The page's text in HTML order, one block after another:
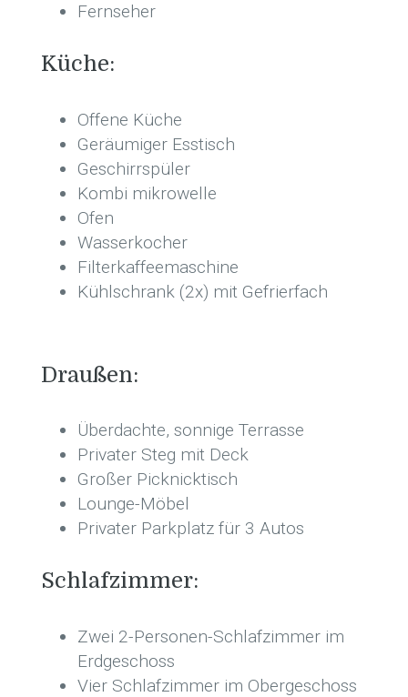
Fernseher
Küche:
Offene Küche
Geräumiger Esstisch
Geschirrspüler
Kombi mikrowelle
Ofen
Wasserkocher
Filterkaffeemaschine
Kühlschrank (2x) mit Gefrierfach
Draußen:
Überdachte, sonnige Terrasse
Privater Steg mit Deck
Großer Picknicktisch
Lounge-Möbel
Privater Parkplatz für 3 Autos
Schlafzimmer:
Zwei 2-Personen-Schlafzimmer im
Erdgeschoss
Vier Schlafzimmer im Obergeschoss